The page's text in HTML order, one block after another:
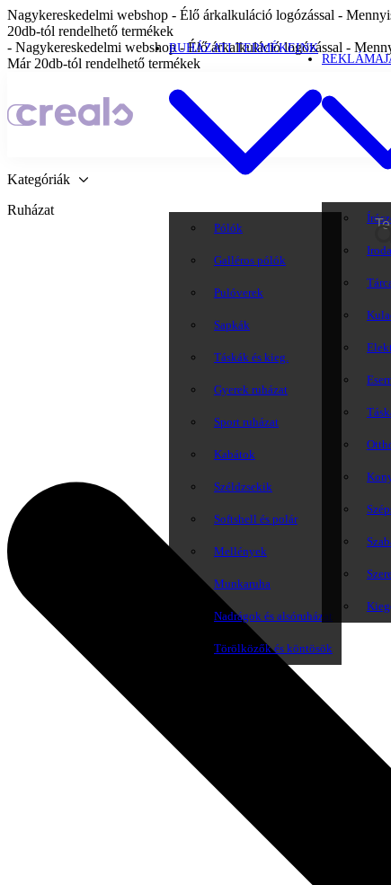
Nagykereskedelmi webshop - Élő árkalkuláció logózással -
20db-tól rendelhető termékek
- Nagykereskedelmi webshop - Élő árkalkuláció logózással -
Már 20db-tól rendelhető termékek
RUHÁZATI TERMÉKEINK
Pólók
Galléros pólók
Pulóverek
Sapkák
Táskák és kieg.
Gyerek ruházat
Sport ruházat
Kabátok
Széldzsekik
Softshell és polár
Mellények
Munkaruha
Nadrágok és alsóruházat
Törölközők és köntösök
Kategóriák
Ruházat